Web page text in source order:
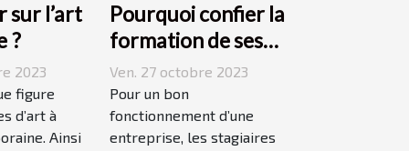
sur l’art
?
2023
figure
d’art à
Ainsi
Pourquoi confier la
formation de ses
stagiaires à JP2A-
Génèse ?
Ven. 27 octobre 2023
Pour un bon
fonctionnement d’une
entreprise, les stagiaires